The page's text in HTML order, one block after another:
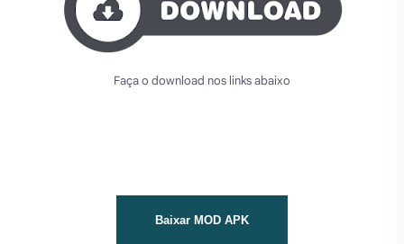
Faça o download nos links abaixo
Baixar MOD APK